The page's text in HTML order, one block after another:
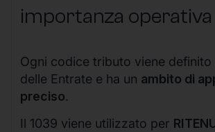
importanza operativa
Ogni codice tributo viene definito
delle Entrate e ha un ambito di
preciso.
Il 1039 viene utilizzato per